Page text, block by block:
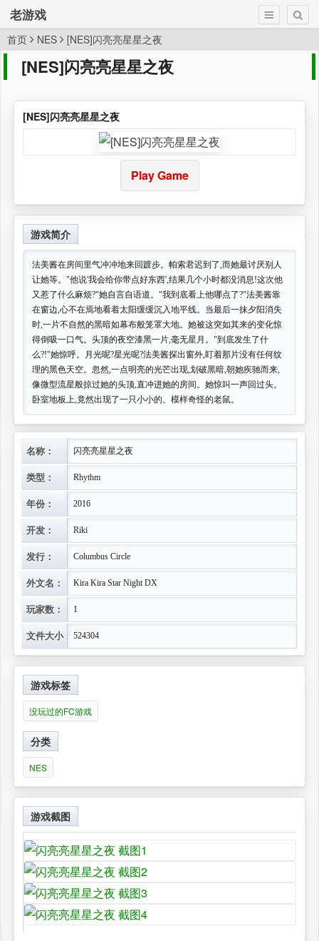
老游戏
首页 NES [NES]闪亮亮星星之夜
[NES]闪亮亮星星之夜
[NES]闪亮亮星星之夜
Play Game
游戏简介
法美酱在房间里气冲冲地来回踱步。帕索君迟到了,而她最讨厌别人
让她等。"他说'我会给你带点好东西',结果几个小时都没消息!这次他
又惹了什么麻烦?"她自言自语道。"我到底看上他哪点了?"法美酱靠
在窗边,心不在焉地看着太阳缓缓沉入地平线。当最后一抹夕阳消失
时,一片不自然的黑暗如幕布般笼罩大地。她被这突如其来的变化惊
得倒吸一口气。头顶的夜空漆黑一片,毫无星月。"到底发生了什
么?!"她惊呼。月光呢?星光呢?法美酱探出窗外,盯着那片没有任何纹
理的黑色天空。忽然,一点明亮的光芒出现,划破黑暗,朝她疾驰而来,
像微型流星般掠过她的头顶,直冲进她的房间。她惊叫一声回过头。
卧室地板上,竟然出现了一只小小的、模样奇怪的老鼠。
名称： 闪亮亮星星之夜
类型： Rhythm
年份： 2016
开发： Riki
发行： Columbus Circle
外文名： Kira Kira Star Night DX
玩家数： 1
文件大小： 524304
游戏标签
没玩过的FC游戏
分类
NES
游戏截图